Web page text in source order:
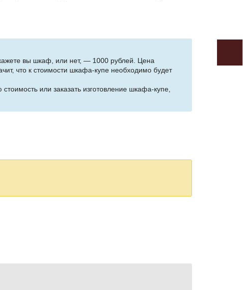
вы шкаф, или нет, — 1000 рублей. Цена
что к стоимости шкафа-купе необходимо будет
или заказать изготовление шкафа-купе,